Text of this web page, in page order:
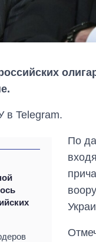
в Telegram.
По